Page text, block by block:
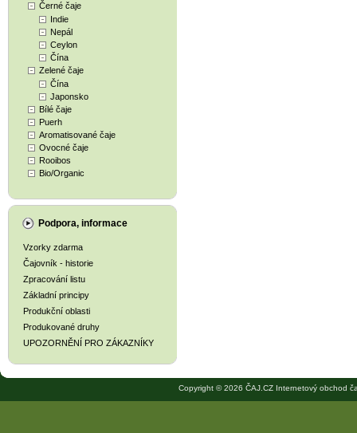
Černé čaje
Indie
Nepál
Ceylon
Čína
Zelené čaje
Čína
Japonsko
Bílé čaje
Puerh
Aromatisované čaje
Ovocné čaje
Rooibos
Bio/Organic
Podpora, informace
Vzorky zdarma
Čajovník - historie
Zpracování listu
Základní principy
Produkční oblasti
Produkované druhy
UPOZORNĚNÍ PRO ZÁKAZNÍKY
Copyright © 2026 ČAJ.CZ Internetový obchod